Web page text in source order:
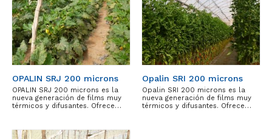
OPALIN SRJ 200 microns
OPALIN SRJ 200 microns es la
nueva generación de films muy
térmicos y difusantes. Ofrece…
Opalin SRI 200 microns
Opalin SRI 200 microns es la
nueva generación de films muy
térmicos y difusantes. Ofrece…